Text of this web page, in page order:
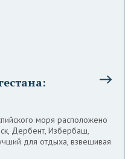
моря расположено
Дербент, Избербаш,
для отдыха, взвешивая